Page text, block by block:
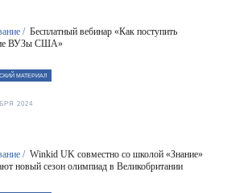
/ Бесплатный вебинар «Как поступить
ВУЗы США»
МАТЕРИАЛ
2024
/ Winkid UK совместно со школой «Знание»
новый сезон олимпиад в Великобритании